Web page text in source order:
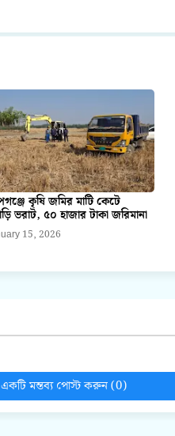
কৃষি জমির মাটি কেটে
ভরাট, ৫০ হাজার টাকা জরিমানা
15, 2026
একটি মন্তব্য পোস্ট করুন (0)